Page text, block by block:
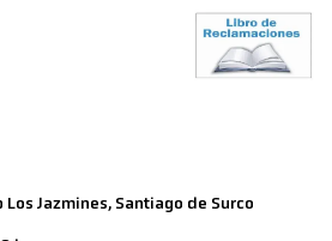
Los Jazmines, Santiago de Surco